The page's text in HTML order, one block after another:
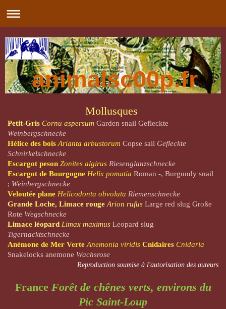
animalsc00p.fr
Mollusques
Petit-Gris Cornu aspersum Garden snail Gefleckte
Weinbergschnecke
Hélice des bois Arianta arbustorum Copse sail Gefleckte
Schnirkelschnecke
Escargot peson Zonites algirus Riesenglanzschnecke
Escargot de Bourgogne Helix pomatia Roman -, Burgundy snail
; Weinbergschnecke
Veloutée plane Helicodonta obvoluta Riemenschnecke
Grande Loche, Limace rouge Arion rufus Large red slug Große
Rote Wegschnecke
Limace léopard Limax maximus Leopard slug
Tigernacktschnecke
Anémone de Mer Verte Anemonia viridis Cnidaires Cnidaria
Snakelocks anemone Wachsrose
Reproduction soumise à l'autorisation des auteurs
France Forêt de chênes verts, environs du
Pic Saint-Loup